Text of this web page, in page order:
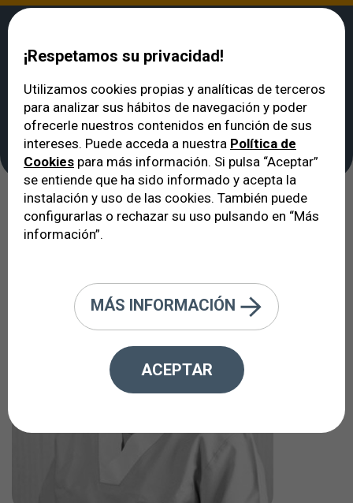
VERTE Oftalmólogo en Barcelona: cuadro médico A.O. Sandra Rami
A.O. Sandra Rami
¡Respetamos su privacidad!
Utilizamos cookies propias y analíticas de terceros
para analizar sus hábitos de navegación y poder
ofrecerle nuestros contenidos en función de sus
intereses. Puede acceda a nuestra Política de
Cookies para más información. Si pulsa “Aceptar”
se entiende que ha sido informado y acepta la
instalación y uso de las cookies. También puede
configurarlas o rechazar su uso pulsando en “Más
información”.
MÁS INFORMACIÓN
ACEPTAR